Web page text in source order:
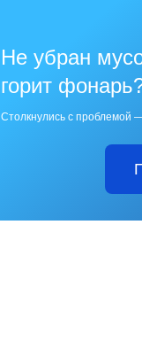
Не убран
горит
Столкнулись с проблемой